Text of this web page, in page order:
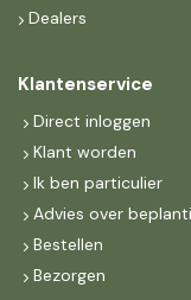
Dealers
Klantenservice
Direct inloggen
Klant worden
Ik ben particulier
Advies over
Bestellen
Bezorgen